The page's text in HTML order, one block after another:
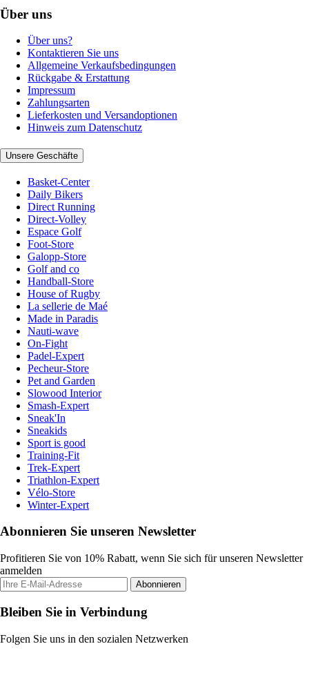
Über uns
Über uns?
Kontaktieren Sie uns
Allgemeine Verkaufsbedingungen
Rückgabe & Erstattung
Impressum
Zahlungsarten
Lieferkosten und Versandoptionen
Hinweis zum Datenschutz
Unsere Geschäfte
Basket-Center
Daily Bikers
Direct Running
Direct-Volley
Espace Golf
Foot-Store
Galopp-Store
Golf and co
Handball-Store
House of Rugby
La sellerie de Maé
Made in Paradis
Nauti-wave
On-Fight
Padel-Expert
Pecheur-Store
Pet and Garden
Slowood Interior
Smash-Expert
Sneak'In
Sneakids
Sport is good
Training-Fit
Trek-Expert
Triathlon-Expert
Vélo-Store
Winter-Expert
Abonnieren Sie unseren Newsletter
Profitieren Sie von 10% Rabatt, wenn Sie sich für unseren Newsletter
anmelden
Abonnieren
Bleiben Sie in Verbindung
Folgen Sie uns in den sozialen Netzwerken